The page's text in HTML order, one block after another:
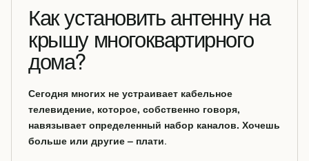
Как установить антенну на
крышу многоквартирного
дома?
Сегодня многих не устраивает кабельное
телевидение, которое, собственно говоря,
навязывает определенный набор каналов. Хочешь
больше или другие – плати.